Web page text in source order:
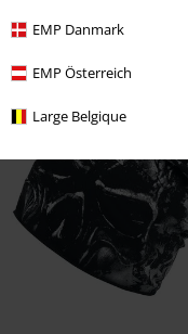
EMP Danmark
EMP Österreich
Large Belgique